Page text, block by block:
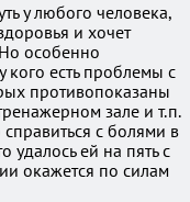
у любого человека,
и хочет
особенно
кого есть проблемы с
противопоказаны
зале и т.п.
с болями в
удалось ей на пять с
окажется по силам